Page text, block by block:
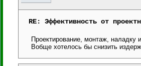
RE: Эффективность от
Проектирование, монтаж, наладку
Вобще хотелось бы снизить